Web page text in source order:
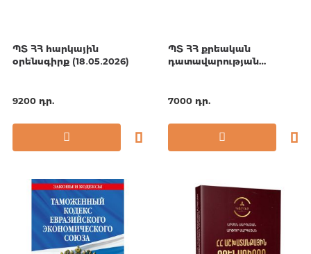
ՊՏ ՀՀ հարկային
օրենսգիրք (18․05․2026)
9200 դր.
ՊՏ ՀՀ քրեական
դատավարության
7000 դր.